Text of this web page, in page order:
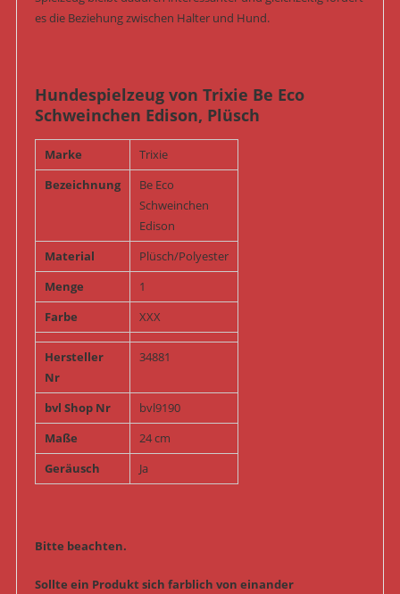
es die Beziehung zwischen Halter und Hund.
Hundespielzeug von Trixie Be Eco
Schweinchen Edison, Plüsch
Marke
Trixie
Bezeichnung
Be Eco
Schweinchen
Edison
Material
Plüsch/Polyester
Menge
1
Farbe
XXX
Hersteller
Nr
34881
bvl Shop Nr
bvl9190
Maße
24 cm
Geräusch
Ja
Bitte beachten.
Sollte ein Produkt sich farblich von einander